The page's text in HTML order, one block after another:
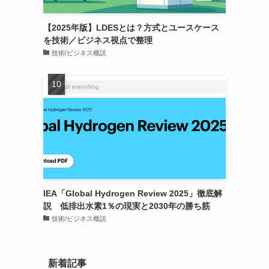
【2025年版】LDESとは？方式とユースケース
を技術／ビジネス視点で整理
技術/ビジネス概説
IEA「Global Hydrogen Review 2025」徹底解
説 低排出水素1％の現実と2030年の勝ち筋
技術/ビジネス概説
新着記事